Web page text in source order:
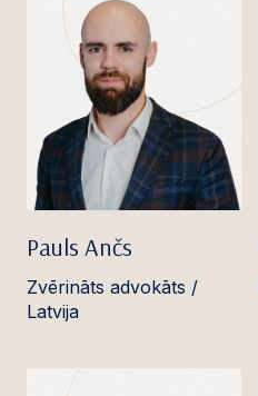
Pauls Ančs
Zvērināts advokāts /
Latvija